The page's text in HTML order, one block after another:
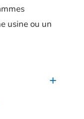
usine ou un